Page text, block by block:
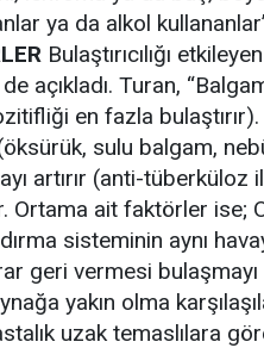
ya da alkol
Bulaştırıcılığı
Turan,
en fazla
sulu balgam,
artırır (anti-
Ortama ait faktörler ise;
sisteminin aynı
geri vermesi bulaşmayı
yakın olma
uzak temaslılara